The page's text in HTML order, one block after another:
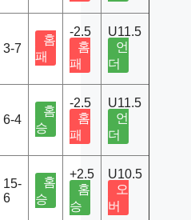
3-7
홈
패
-2.5
홈
패
U11.5
언
더
6-4
홈
승
-2.5
홈
패
U11.5
언
더
15-
6
홈
승
+2.5
홈
승
U10.5
오
버